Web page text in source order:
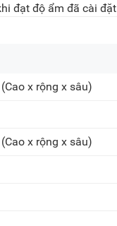
đạt độ ẩm đã cài đặt
(Cao x rộng x sâu)
(Cao x rộng x sâu)